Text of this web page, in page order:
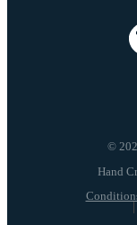
©